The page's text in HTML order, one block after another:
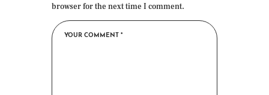
browser for the next time I comment.